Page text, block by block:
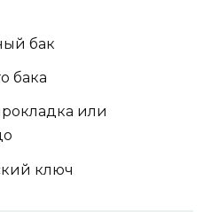
бак
бака
или
ключ